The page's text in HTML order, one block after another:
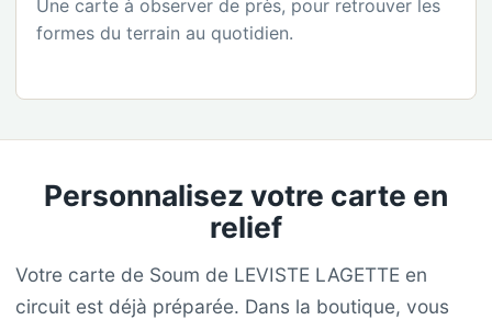
Une carte à observer de près, pour retrouver les
formes du terrain au quotidien.
Personnalisez votre carte en
relief
Votre carte de Soum de LEVISTE LAGETTE en
circuit est déjà préparée. Dans la boutique, vous